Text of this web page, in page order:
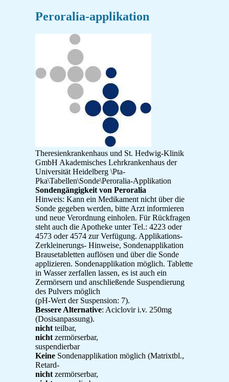
Peroralia-applikation
Theresienkrankenhaus und St. Hedwig-Klinik
GmbH Akademisches Lehrkrankenhaus der
Universität Heidelberg \Pta-
Pka\Tabellen\Sonde\Peroralia-Applikation
Sondengängigkeit von Peroralia
Hinweis: Kann ein Medikament nicht über die
Sonde gegeben werden, bitte Arzt informieren
und neue Verordnung einholen. Für Rückfragen
steht auch die Apotheke unter Tel.: 4223 oder
4573 oder 4574 zur Verfügung. Applikations-
Zerkleinerungs- Hinweise, Sondenapplikation
Brausetabletten auflösen und über die Sonde
applizieren. Sondenapplikation möglich. Tablette
in Wasser zerfallen lassen, es ist auch ein
Zermörsern und anschließende Suspendierung
des Pulvers möglich
(pH-Wert der Suspension: 7).
Bessere Alternative: Aciclovir i.v. 250mg
(Dosisanpassung).
nicht teilbar,
nicht zermörserbar,
suspendierbar
Keine Sondenapplikation möglich (Matrixtbl.,
Retard-
nicht zermörserbar,